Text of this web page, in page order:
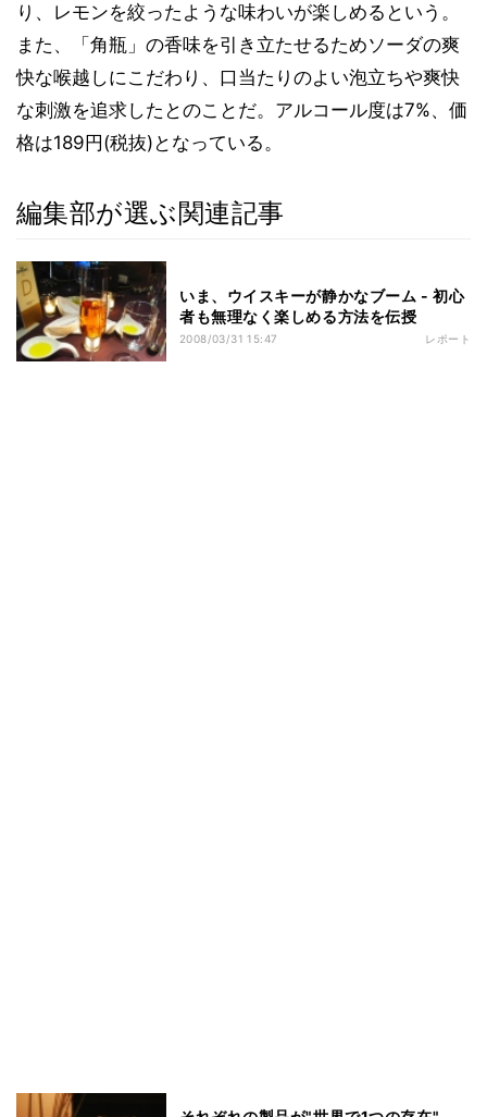
り、レモンを絞ったような味わいが楽しめるという。
また、「角瓶」の香味を引き立たせるためソーダの爽
快な喉越しにこだわり、口当たりのよい泡立ちや爽快
な刺激を追求したとのことだ。アルコール度は7%、価
格は189円(税抜)となっている。
編集部が選ぶ関連記事
いま、ウイスキーが静かなブーム - 初心
者も無理なく楽しめる方法を伝授
2008/03/31 15:47 レポート